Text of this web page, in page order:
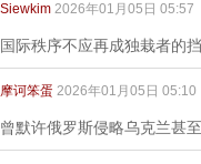
Siewkim 2026年01月05日 05:57
国际秩序不应再成独栽者的
摩诃笨蛋 2026年01月05日 05:10
曾默许俄罗斯侵略乌克兰甚